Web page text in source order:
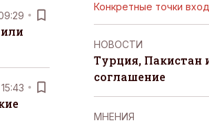
Конкретные точки
НОВОСТИ
Турция, Пакистан
соглашение
MНЕНИЯ